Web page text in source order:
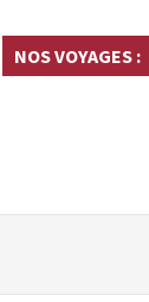
NOS VOYAGES :